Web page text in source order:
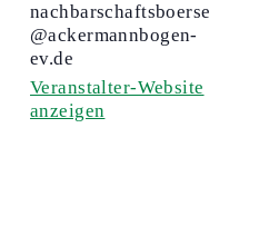
nachbarschaftsboerse
@ackermannbogen-
ev.de
Veranstalter-Website
anzeigen